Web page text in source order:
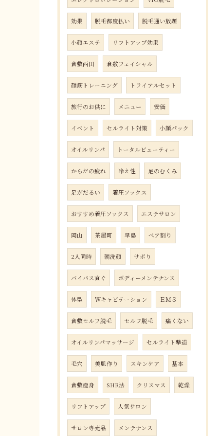
効果 脱毛都度払い 脱毛通い放題
小顔エステ リフトアップ効果
倉敷西田 倉敷フェイシャル
顔筋トレーニング トライアルセット
旅行のお供に メニュー 安価
イベント セルライト対策 小顔パック
オイルリンパ トータルビューティー
からだの疲れ 冷え性 足のむくみ
足がだるい 着圧ソックス
おすすめ着圧ソックス エステサロン
岡山 茶屋町 早島 ペア割り
2人同時 朝洗顔 サボり
バイパス直ぐ ボディーメンテナンス
体型 Ｗキャビテーション ＥＭＳ
倉敷セルフ脱毛 セルフ脱毛 痛くない
オイルリンパマッサージ セルライト撃退
毛穴 美肌作り スキンケア 基本
倉敷瘦身 SHR法 クリスマス 乾燥
リフトアップ 人気サロン
サロン専売品 メンテナンス